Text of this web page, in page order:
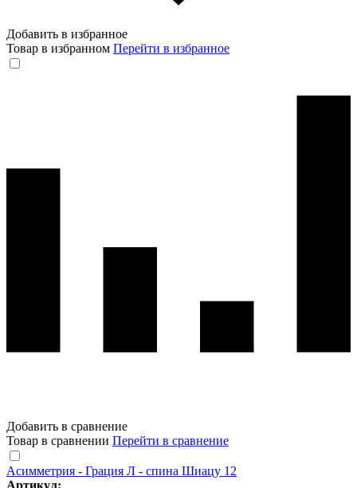
Добавить в избранное
Товар в избранном Перейти в избранное
Добавить в сравнение
Товар в сравнении Перейти в сравнение
Асимметрия - Грация Л - спина Шиацу 12
Артикул: